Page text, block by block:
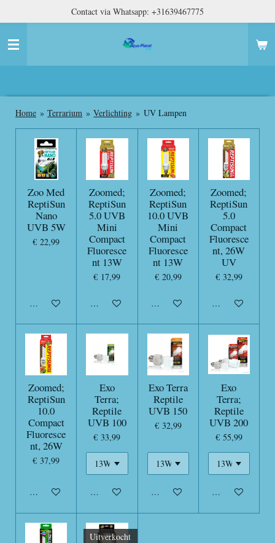
naar
hoofdinhoud
Contact via Whatsapp: +31639467775
Home » Terrarium » Verlichting » UV Lampen
Zoo Med
ReptiSun
Nano
UVB 5W
€ 22,99
In winkelwagen
Zoomed;
ReptiSun
5.0 UVB
Mini
Compact
Fluoresce
nt 13W
€ 17,99
In winkelwagen
Zoomed;
ReptiSun
10.0 UVB
Mini
Compact
Fluoresce
nt 13W
€ 20,99
In winkelwagen
Zoomed;
ReptiSun
5.0
Compact
Fluoresce
nt, 26W
UV
€ 32,99
In winkelwagen
Zoomed;
ReptiSun
10.0
Compact
Fluoresce
nt, 26W
€ 37,99
In winkelwagen
Exo
Terra;
Reptile
UVB 100
€ 33,99
In winkelwagen
Exo Terra
Reptile
UVB 150
€ 32,99
In winkelwagen
Exo
Terra;
Reptile
UVB 200
€ 55,99
In winkelwagen
Uitverkocht